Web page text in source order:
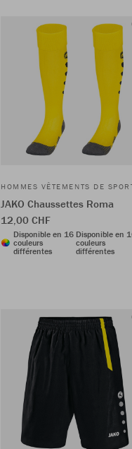
HOMMES VÊTEMENTS DE
JAKO Chaussettes Roma
12,00 CHF
Disponible en 16
couleurs
différentes
Disponible en
couleurs
différentes